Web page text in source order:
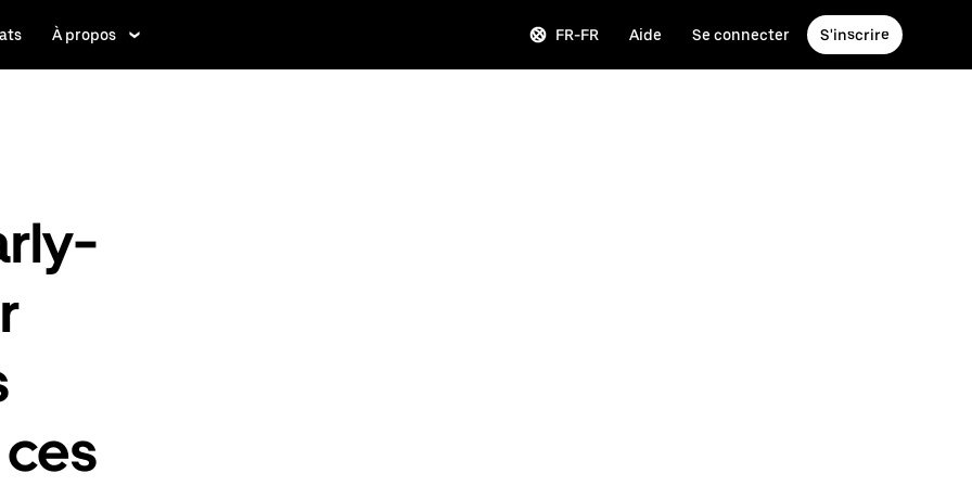
À propos FR-FR Aide Se connecter S'inscrire